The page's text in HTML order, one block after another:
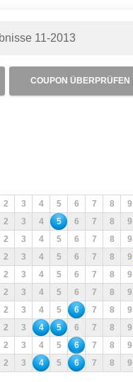
11-2013
COUPON ÜBERPRÜFEN
2 3 4 5 6 7 8 9
2 3 4 5 6 7 8 9
2 3 4 5 6 7 8 9
2 3 4 5 6 7 8 9
2 3 4 5 6 7 8 9
2 3 4 5 6 7 8 9
2 3 4 5 6 7 8 9
2 3 4 5 6 7 8 9
2 3 4 5 6 7 8 9
2 3 4 5 6 7 8 9